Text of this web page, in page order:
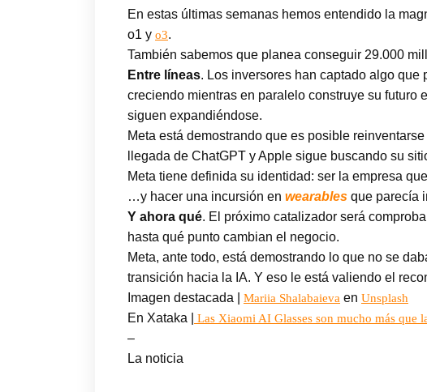
En estas últimas semanas hemos entendido la
o1 y o3.
También sabemos que planea conseguir 29.000
Entre líneas. Los inversores han captado algo
creciendo mientras en paralelo construye su futuro
siguen expandiéndose.
Meta está demostrando que es posible
llegada de ChatGPT y Apple sigue buscando su
Meta tiene definida su identidad: ser la empresa
…y hacer una incursión en wearables que parecía
Y ahora qué. El próximo catalizador será
hasta qué punto cambian el negocio.
Meta, ante todo, está demostrando lo que no se
transición hacia la IA. Y eso le está valiendo el
Imagen destacada | Mariia Shalabaieva en Unsplash
En Xataka | Las Xiaomi AI Glasses son mucho más que
–
La noticia